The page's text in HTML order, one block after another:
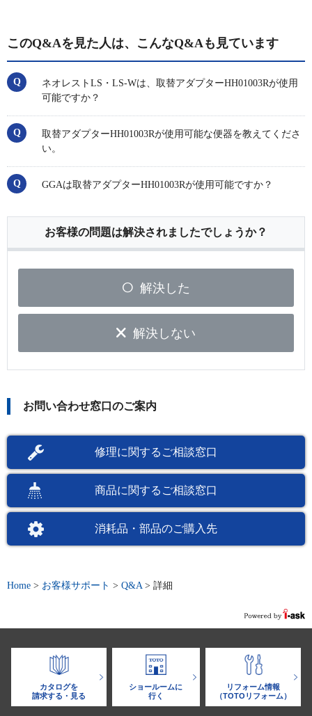
このQ&Aを見た人は、こんなQ&Aも見ています
ネオレストLS・LS-Wは、取替アダプターHH01003Rが使用
可能ですか？
取替アダプターHH01003Rが使用可能な便器を教えてくださ
い。
GGAは取替アダプターHH01003Rが使用可能ですか？
お客様の問題は解決されましたでしょうか？
解決した
解決しない
お問い合わせ窓口のご案内
修理に関するご相談窓口
商品に関するご相談窓口
消耗品・部品のご購入先
Home > お客様サポート > Q&A > 詳細
カタログを
請求する・見る
ショールームに
行く
リフォーム情報
（TOTOリフォーム）